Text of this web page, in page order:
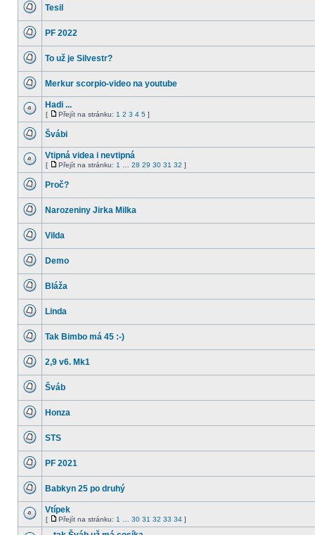
příspěvkystránku
příspěvky
Tesil
příspěvky
PF 2022
příspěvky
To už je Silvestr?
nové
příspěvky
Merkur scorpio-video na youtube
Žádné
příspěvky
Hadi ...
[
Přejít
na
stránku
Přejít na stránku: 1 2 3 4 5 ]
nové
příspěvky
Švábi
Žádné
příspěvky
Vtipná videa i nevtipná
[
Přejít
na
stránku
Přejít na stránku: 1 28 29 30 31 32 ]
příspěvky
Proč?
příspěvky
Narozeniny Jirka Milka
příspěvky
Vilda
příspěvky
Demo
příspěvky
Bláža
příspěvky
Linda
příspěvky
Tak Bimbo má 45 :-)
příspěvky
2,9 v6. Mk1
příspěvky
Šváb
příspěvky
Honza
příspěvky
STS
příspěvky
PF 2021
nové
příspěvky
Babkyn 25 po druhý
Žádné
Vtípek
[
Přejít
na
Přejít na stránku: 1 30 31 32 33 34 ]